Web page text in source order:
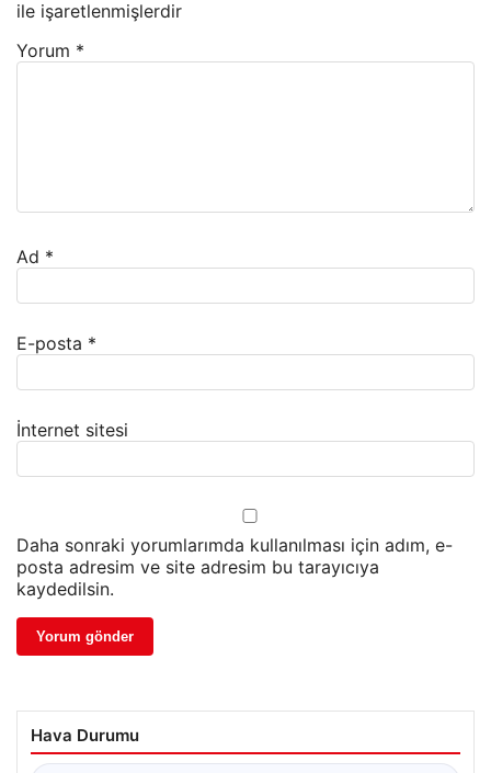
ile işaretlenmişlerdir
Yorum *
Ad *
E-posta *
İnternet sitesi
Daha sonraki yorumlarımda kullanılması için adım, e-
posta adresim ve site adresim bu tarayıcıya
kaydedilsin.
Hava Durumu